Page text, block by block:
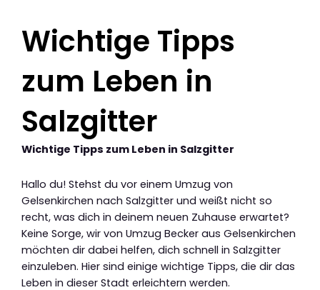
Wichtige Tipps
zum Leben in
Salzgitter
Wichtige Tipps zum Leben in Salzgitter
Hallo du! Stehst du vor einem Umzug von
Gelsenkirchen nach Salzgitter und weißt nicht so
recht, was dich in deinem neuen Zuhause erwartet?
Keine Sorge, wir von Umzug Becker aus Gelsenkirchen
möchten dir dabei helfen, dich schnell in Salzgitter
einzuleben. Hier sind einige wichtige Tipps, die dir das
Leben in dieser Stadt erleichtern werden.